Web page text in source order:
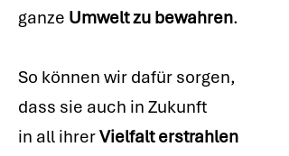
ganze Umwelt zu bewahren.
So können wir dafür sorgen,
dass sie auch in Zukunft
in all ihrerVielfalt erstrahlen